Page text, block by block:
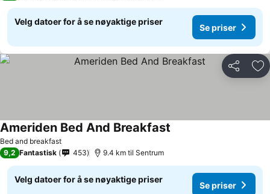
Velg datoer for å se nøyaktige priser
Se priser
Del
Bed and breakfast
Ameriden Bed And Breakfast
9,2 Fantastisk 453 9.4 km til Sentrum
Velg datoer for å se nøyaktige priser
Se priser